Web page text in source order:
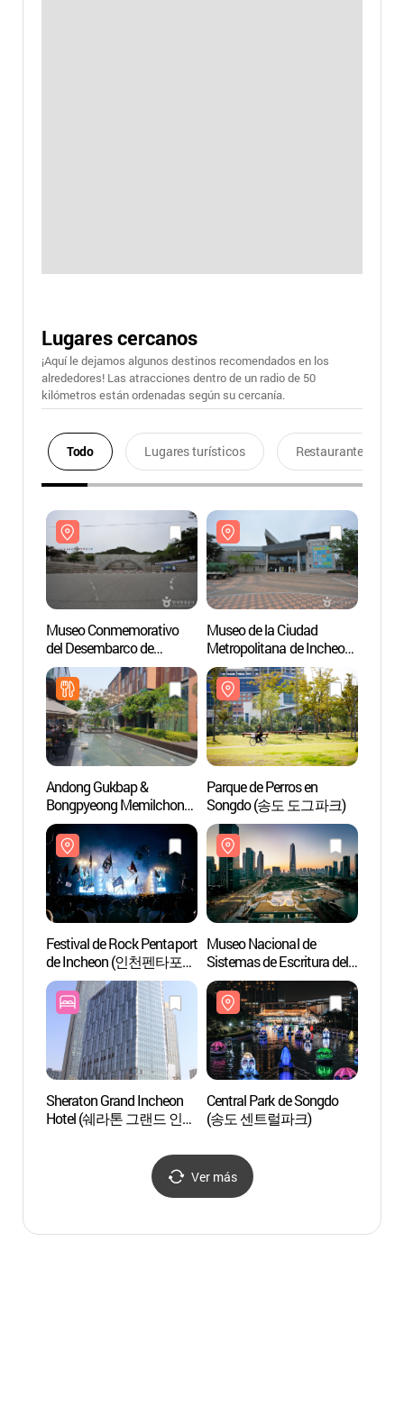
Lugares cercanos
¡Aquí le dejamos algunos destinos recomendados en los
alrededores! Las atracciones dentro de un radio de 50
kilómetros están ordenadas según su cercanía.
Todo Lugares turísticos Restaurantes
Museo Conmemorativo
del Desembarco de
Incheon
(인천상륙작전기념관)
Museo de la Ciudad
Metropolitana de Incheon
(인천광역시립박물관)
Andong Gukbap &
Bongpyeong Memilchon
(안동국밥&봉평메밀촌)
Parque de Perros en
Songdo (송도 도그파크)
Festival de Rock Pentaport
de Incheon (인천펜타포트
락 페스티벌)
Museo Nacional de
Sistemas de Escritura del
Mundo
(국립세계문자박물관)
Sheraton Grand Incheon
Hotel (쉐라톤 그랜드 인천
Central Park de Songdo
(송도 센트럴파크)
Ver más